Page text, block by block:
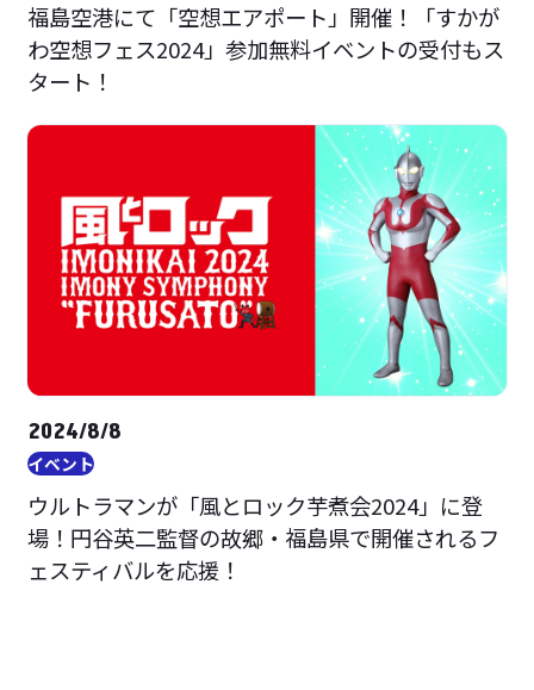
福島空港にて「空想エアポート」開催！「すかが
わ空想フェス2024」参加無料イベントの受付もス
タート！
2024/8/8
イベント
ウルトラマンが「風とロック芋煮会2024」に登
場！円谷英二監督の故郷・福島県で開催されるフ
ェスティバルを応援！